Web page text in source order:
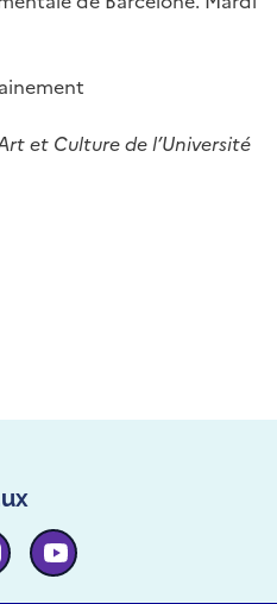
et Culture de l’Université
Instagram